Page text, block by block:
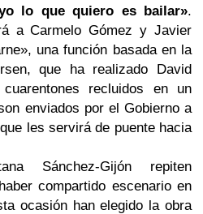
lo que quiero es bailar».
a Carmelo Gómez y Javier
una función basada en la
que ha realizado David
recluidos en un
enviados por el Gobierno a
les servirá de puente hacia
Sánchez-Gijón repiten
compartido escenario en
ocasión han elegido la obra